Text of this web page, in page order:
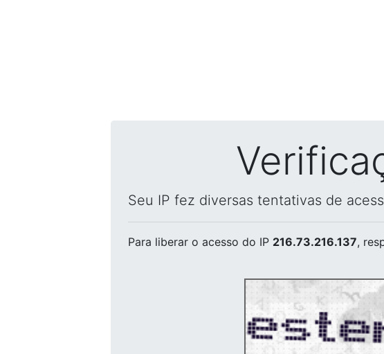
Seu IP fez diversas tentativas de
Para liberar o acesso do IP 216.73.216.137,